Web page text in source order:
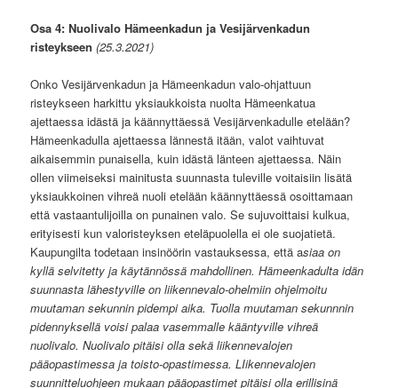
Osa 4: Nuolivalo Hämeenkadun ja Vesijärvenkadun
risteykseen(25.3.2021)
Onko Vesijärvenkadun ja Hämeenkadun valo-ohjattuun
risteykseen harkittu yksiaukkoista nuolta Hämeenkatua
ajettaessa idästä ja käännyttäessä Vesijärvenkadulle etelään?
Hämeenkadulla ajettaessa lännestä itään, valot vaihtuvat
aikaisemmin punaisella, kuin idästä länteen ajettaessa. Näin
ollen viimeiseksi mainitusta suunnasta tuleville voitaisiin lisätä
yksiaukkoinen vihreä nuoli etelään käännyttäessä osoittamaan
että vastaantulijoilla on punainen valo. Se sujuvoittaisi kulkua,
erityisesti kun valoristeyksen eteläpuolella ei ole suojatietä.
Kaupungilta todetaan insinöörin vastauksessa, että asiaa on
kyllä selvitetty ja käytännössä mahdollinen. Hämeenkadulta idän
suunnasta lähestyville on liikennevalo-ohelmiin ohjelmoitu
muutaman sekunnin pidempi aika. Tuolla muutaman sekunnnin
pidennyksellä voisi palaa vasemmalle kääntyville vihreä
nuolivalo. Nuolivalo pitäisi olla sekä liikennevalojen
pääopastimessa ja toisto-opastimessa. LIikennevalojen
suunnitteluohjeen mukaan pääopastimet pitäisi olla erillisinä